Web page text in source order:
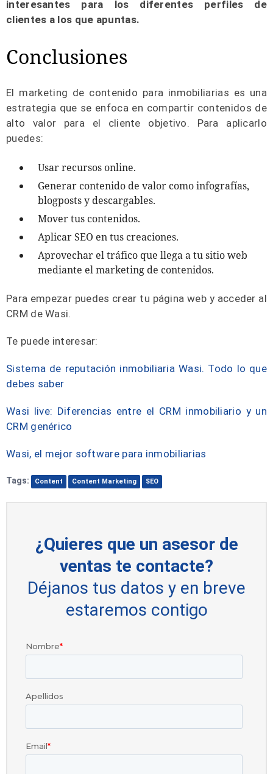
interesantes para los diferentes perfiles de
clientes a los que apuntas.
Conclusiones
El marketing de contenido para inmobiliarias es una
estrategia que se enfoca en compartir contenidos de
alto valor para el cliente objetivo. Para aplicarlo
puedes:
Usar recursos online.
Generar contenido de valor como infografías,
blogposts y descargables.
Mover tus contenidos.
Aplicar SEO en tus creaciones.
Aprovechar el tráfico que llega a tu sitio web
mediante el marketing de contenidos.
Para empezar puedes crear tu página web y acceder al
CRM de Wasi.
Te puede interesar:
Sistema de reputación inmobiliaria Wasi. Todo lo que
debes saber
Wasi live: Diferencias entre el CRM inmobiliario y un
CRM genérico
Wasi, el mejor software para inmobiliarias
Tags: Content Content Marketing SEO
¿Quieres que un asesor de
ventas te contacte?
Déjanos tus datos y en breve
estaremos contigo